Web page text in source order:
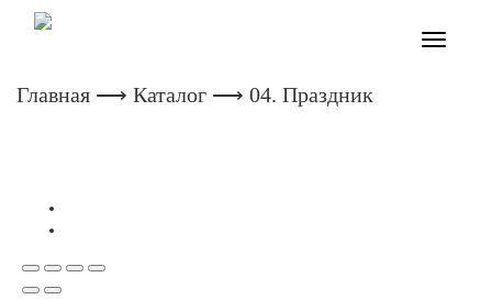
Toggle
Главная ⟶ Каталог ⟶ 04. Праздник